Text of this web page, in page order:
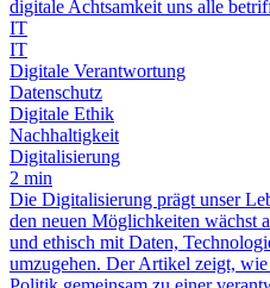
digitale Achtsamkeit uns alle
IT
IT
Digitale Verantwortung
Datenschutz
Digitale Ethik
Nachhaltigkeit
Digitalisierung
2 min
Die Digitalisierung prägt unser
den neuen Möglichkeiten wächst
und ethisch mit Daten,
umzugehen. Der Artikel zeigt,